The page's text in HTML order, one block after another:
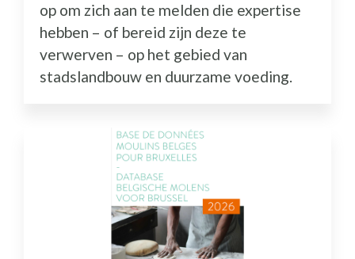
op om zich aan te melden die expertise
hebben – of bereid zijn deze te
verwerven – op het gebied van
stadslandbouw en duurzame voeding.